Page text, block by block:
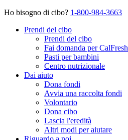
Ho bisogno di cibo? 1-800-984-3663
Prendi del cibo
Prendi del cibo
Fai domanda per CalFresh
Pasti per bambini
Centro nutrizionale
Dai aiuto
Dona fondi
Avvia una raccolta fondi
Volontario
Dona cibo
Lascia l'eredità
Altri modi per aiutare